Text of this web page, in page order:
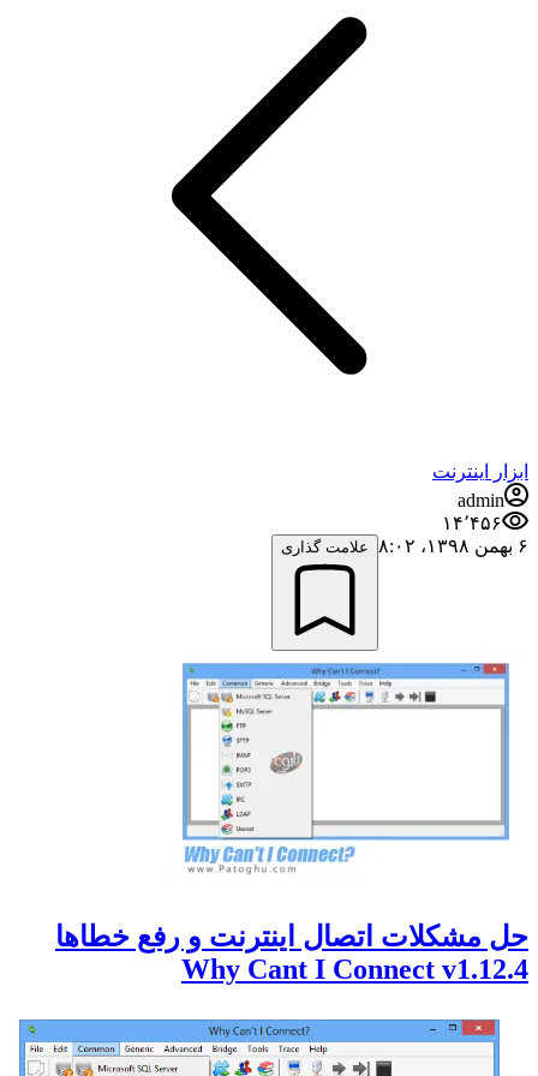
ابزار اینترنت
admin
۱۴٬۴۵۶
۶ بهمن ۱۳۹۸،‏ ۸:۰۲
علامت گذاری
حل مشکلات اتصال اینترنت و رفع خطاها
Why Cant I Connect v1.12.4